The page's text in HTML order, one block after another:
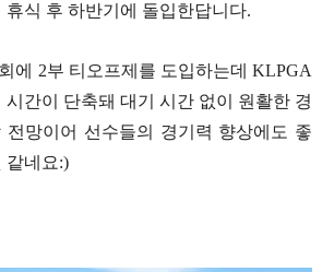
휴식 후 하반기에 돌입한답니다.
에 2부 티오프제를 도입하는데 KLPGA
시간이 단축돼 대기 시간 없이 원활한 경
전망이어 선수들의 경기력 향상에도 좋
같네요:)